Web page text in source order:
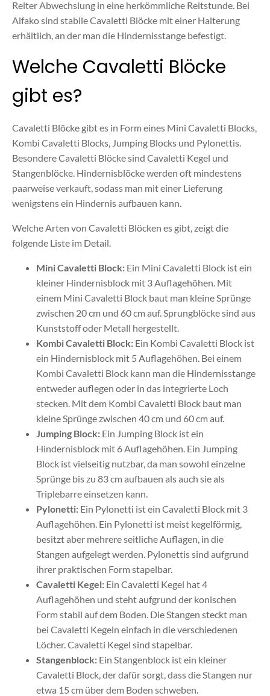
Reiter Abwechslung in eine herkömmliche Reitstunde. Bei
Alfako sind stabile Cavaletti Blöcke mit einer Halterung
erhältlich, an der man die Hindernisstange befestigt.
Welche Cavaletti Blöcke
gibt es?
Cavaletti Blöcke gibt es in Form eines Mini Cavaletti Blocks,
Kombi Cavaletti Blocks, Jumping Blocks und Pylonettis.
Besondere Cavaletti Blöcke sind Cavaletti Kegel und
Stangenblöcke. Hindernisblöcke werden oft mindestens
paarweise verkauft, sodass man mit einer Lieferung
wenigstens ein Hindernis aufbauen kann.
Welche Arten von Cavaletti Blöcken es gibt, zeigt die
folgende Liste im Detail.
Mini Cavaletti Block: Ein Mini Cavaletti Block ist ein
kleiner Hindernisblock mit 3 Auflagehöhen. Mit
einem Mini Cavaletti Block baut man kleine Sprünge
zwischen 20 cm und 60 cm auf. Sprungblöcke sind aus
Kunststoff oder Metall hergestellt.
Kombi Cavaletti Block: Ein Kombi Cavaletti Block ist
ein Hindernisblock mit 5 Auflagehöhen. Bei einem
Kombi Cavaletti Block kann man die Hindernisstange
entweder auflegen oder in das integrierte Loch
stecken. Mit dem Kombi Cavaletti Block baut man
kleine Sprünge zwischen 40 cm und 60 cm auf.
Jumping Block: Ein Jumping Block ist ein
Hindernisblock mit 6 Auflagehöhen. Ein Jumping
Block ist vielseitig nutzbar, da man sowohl einzelne
Sprünge bis zu 83 cm aufbauen als auch sie als
Triplebarre einsetzen kann.
Pylonetti: Ein Pylonetti ist ein Cavaletti Block mit 3
Auflagehöhen. Ein Pylonetti ist meist kegelförmig,
besitzt aber mehrere seitliche Auflagen, in die
Stangen aufgelegt werden. Pylonettis sind aufgrund
ihrer praktischen Form stapelbar.
Cavaletti Kegel: Ein Cavaletti Kegel hat 4
Auflagehöhen und steht aufgrund der konischen
Form stabil auf dem Boden. Die Stangen steckt man
bei Cavaletti Kegeln einfach in die verschiedenen
Löcher. Cavaletti Kegel sind stapelbar.
Stangenblock: Ein Stangenblock ist ein kleiner
Cavaletti Block, der dafür sorgt, dass die Stangen nur
etwa 15 cm über dem Boden schweben.